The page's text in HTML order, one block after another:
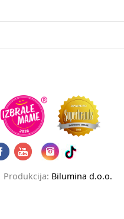
Produkcija: Bilumina d.o.o.